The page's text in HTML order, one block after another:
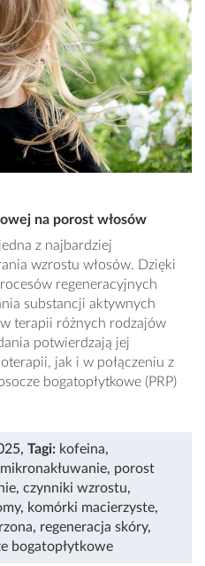
na porost włosów
z najbardziej
wzrostu włosów. Dzięki
regeneracyjnych
substancji aktywnych
terapii różnych rodzajów
potwierdzają jej
jak i w połączeniu z
bogatopłytkowe (PRP)
, Tagi: kofeina,
mikronakłuwanie, porost
, czynniki wzrostu,
, komórki macierzyste,
, regeneracja skóry,
bogatopłytkowe